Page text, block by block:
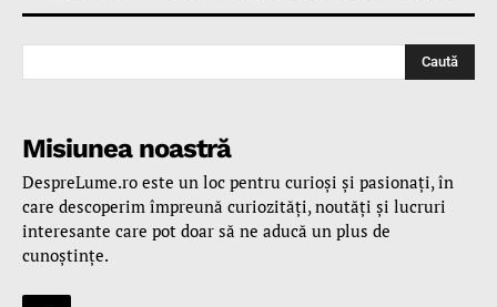
Caută
Misiunea noastră
DespreLume.ro este un loc pentru curioşi şi pasionaţi, în
care descoperim împreună curiozităţi, noutăţi şi lucruri
interesante care pot doar să ne aducă un plus de
cunoştinţe.